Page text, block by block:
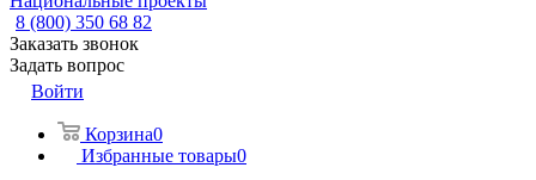
8 (800) 350 68 82
Заказать звонок
Задать вопрос
Войти
Корзина0
Избранные товары0